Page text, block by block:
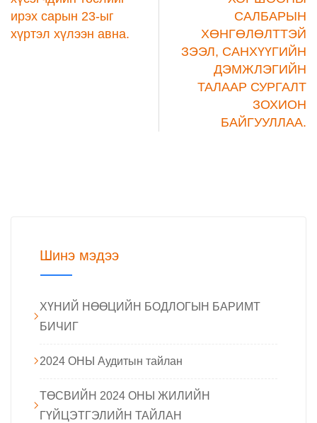
ирэх сарын 23-ыг
хүртэл хүлээн авна.
САЛБАРЫН
ХӨНГӨЛӨЛТТЭЙ
ЗЭЭЛ, САНХҮҮГИЙН
ДЭМЖЛЭГИЙН
ТАЛААР СУРГАЛТ
ЗОХИОН
БАЙГУУЛЛАА.
Шинэ мэдээ
ХҮНИЙ НӨӨЦИЙН БОДЛОГЫН БАРИМТ
БИЧИГ
2024 ОНЫ Аудитын тайлан
ТӨСВИЙН 2024 ОНЫ ЖИЛИЙН
ГҮЙЦЭТГЭЛИЙН ТАЙЛАН